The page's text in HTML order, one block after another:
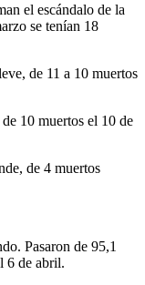
el escándalo de la
se tenían 18
de 11 a 10 muertos
10 muertos el 10 de
de 4 muertos
Pasaron de 95,1
6 de abril.